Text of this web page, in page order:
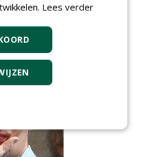
Lees verder